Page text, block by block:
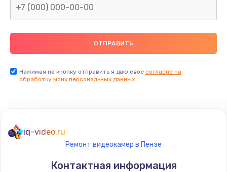
Нажимая на кнопку отправить я даю свое согласие на
обработку моих персональных данных.
iq-video.ru
Ремонт видеокамер в Пензе
Контактная информация